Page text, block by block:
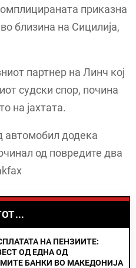
приказна
близина на Сицилија,
партнер на Линч кој
судски спор, почина
на јахтата.
автомобил додека
од повредите два
НА ПЕНЗИИТЕ:
ОД ЕДНА ОД
БАНКИ ВО МАКЕДОНИЈА